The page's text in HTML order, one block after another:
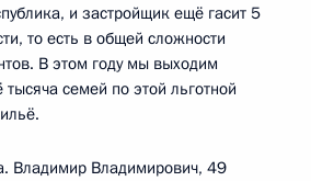
и застройщик ещё гасит 5
то есть в общей сложности
В этом году мы выходим
семей по этой льготной
Владимир Владимирович, 49